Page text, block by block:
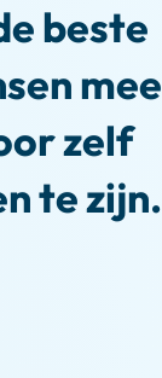
beste
mee
zelf
te zijn.